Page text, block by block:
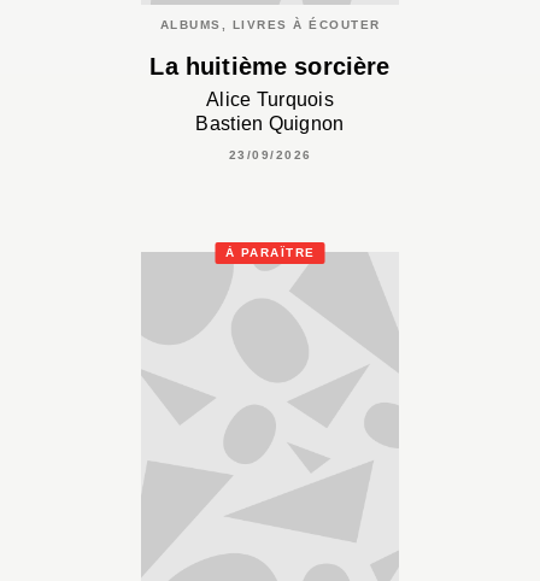
ALBUMS, LIVRES À ÉCOUTER
La huitième sorcière
Alice Turquois
Bastien Quignon
23/09/2026
À PARAÎTRE